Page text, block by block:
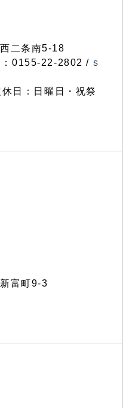
二条南5-18
0155-22-2802 / s
日：日曜日・祝祭
富町9-3